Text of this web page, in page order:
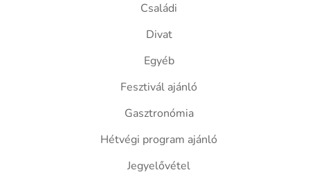
Családi
Divat
Egyéb
Fesztivál ajánló
Gasztronómia
Hétvégi program ajánló
Jegyelővétel